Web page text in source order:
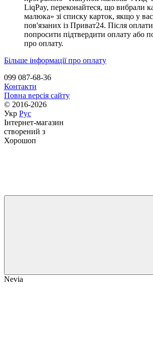
LiqPay, переконайтеся, що вибрали
малюка» зі списку карток, якщо у вас
пов'язаних із Приват24. Після
попросити підтвердити оплату або
про оплату.
Більше інформації про оплату
099 087-68-36
Контакти
Повна версія сайту
© 2016-2026
Укр Рус
Інтернет-магазин
створений з
Хорошоп
Nevia